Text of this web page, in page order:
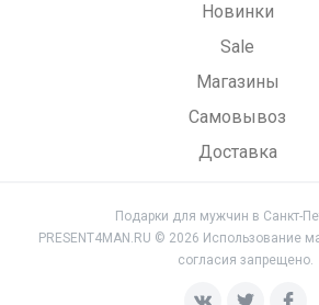
Новинки
Sale
Магазины
Самовывоз
Доставка
Подарки для мужчин в Санкт-
PRESENT4MAN.RU © 2026 Использование
согласия запрещено.